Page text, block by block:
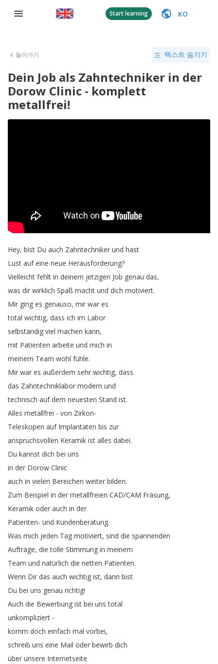
Start learning KO
돌아가기 텍스트 숨기기
Dein Job als Zahntechniker in der
Dorow Clinic - komplett
metallfrei!
Hey, bist Du auch Zahntechniker und hast
Lust auf eine neue Herausforderung?
Vielleicht fehlt in deinem jetzigen Job genau das,
was dir wirklich Spaß macht und dich motiviert.
Mir ging es genauso, mir war es
total wichtig, dass ich im Labor
selbständig viel machen kann,
mit Patienten arbeite und mich in
meinem Team wohl fühle.
Mir war es außerdem sehr wichtig, dass
das Zahntechniklabor modern und
technisch auf dem neuesten Stand ist.
Alles metallfrei - von Zirkon-
Teleskopen auf Implantaten bis zur
anspruchsvollen Keramik ist alles dabei.
Du kannst dich bei uns
in der Dorow Clinic
auch in vielen Bereichen weiter bilden.
Zum Beispiel in der metallfreien CAD/CAM Fräsung,
Keramik oder auch in der
Patienten- und Kundenberatung.
Was mich jeden Tag motiviert, sind die spannenden
Aufträge, die tolle Stimmung in meinem
Team und natürlich die netten Patienten.
Wenn Dir das auch wichtig ist, dann bist
Du bei uns genau richtig!
Auch die Bewerbung ist bei uns total
unkompliziert -
komm doch einfach mal vorbei,
schreib uns eine Mail oder bewirb dich
über unsere Internetseite